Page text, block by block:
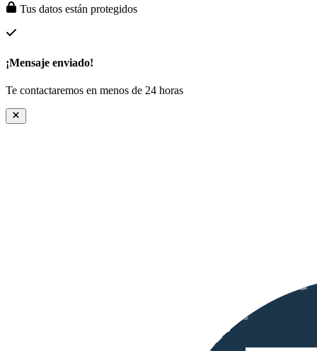
Tus datos están protegidos
¡Mensaje enviado!
Te contactaremos en menos de 24 horas